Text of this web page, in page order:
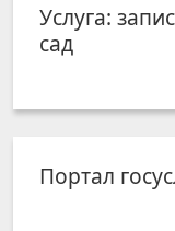
Услуга:
сад
Портал